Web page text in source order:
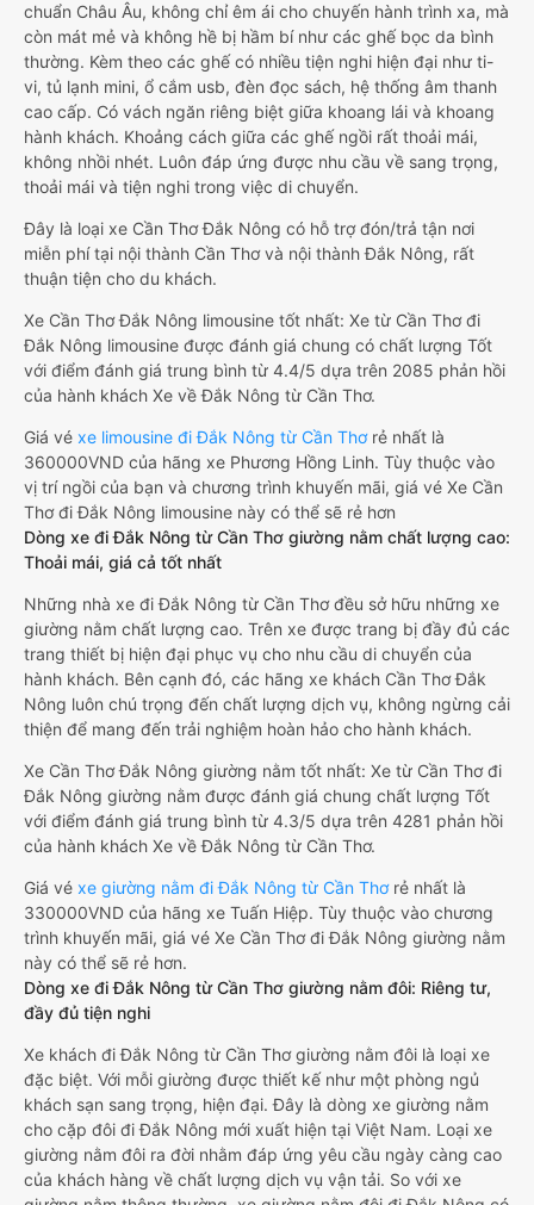
chuẩn Châu Âu, không chỉ êm ái cho chuyến hành trình xa, mà
còn mát mẻ và không hề bị hầm bí như các ghế bọc da bình
thường. Kèm theo các ghế có nhiều tiện nghi hiện đại như ti-
vi, tủ lạnh mini, ổ cắm usb, đèn đọc sách, hệ thống âm thanh
cao cấp. Có vách ngăn riêng biệt giữa khoang lái và khoang
hành khách. Khoảng cách giữa các ghế ngồi rất thoải mái,
không nhồi nhét. Luôn đáp ứng được nhu cầu về sang trọng,
thoải mái và tiện nghi trong việc di chuyển.
Đây là loại xe Cần Thơ Đắk Nông có hỗ trợ đón/trả tận nơi
miễn phí tại nội thành Cần Thơ và nội thành Đắk Nông, rất
thuận tiện cho du khách.
Xe Cần Thơ Đắk Nông limousine tốt nhất: Xe từ Cần Thơ đi
Đắk Nông limousine được đánh giá chung có chất lượng Tốt
với điểm đánh giá trung bình từ 4.4/5 dựa trên 2085 phản hồi
của hành khách Xe về Đắk Nông từ Cần Thơ.
Giá vé xe limousine đi Đắk Nông từ Cần Thơrẻ nhất là
360000VND của hãng xe Phương Hồng Linh. Tùy thuộc vào
vị trí ngồi của bạn và chương trình khuyến mãi, giá vé Xe Cần
Thơ đi Đắk Nông limousine này có thể sẽ rẻ hơn
Dòng xe đi Đắk Nông từ Cần Thơ giường nằm chất lượng cao:
Thoải mái, giá cả tốt nhất
Những nhà xe đi Đắk Nông từ Cần Thơ đều sở hữu những xe
giường nằm chất lượng cao. Trên xe được trang bị đầy đủ các
trang thiết bị hiện đại phục vụ cho nhu cầu di chuyển của
hành khách. Bên cạnh đó, các hãng xe khách Cần Thơ Đắk
Nông luôn chú trọng đến chất lượng dịch vụ, không ngừng cải
thiện để mang đến trải nghiệm hoàn hảo cho hành khách.
Xe Cần Thơ Đắk Nông giường nằm tốt nhất: Xe từ Cần Thơ đi
Đắk Nông giường nằm được đánh giá chung chất lượng Tốt
với điểm đánh giá trung bình từ 4.3/5 dựa trên 4281 phản hồi
của hành khách Xe về Đắk Nông từ Cần Thơ.
Giá vé xe giường nằm đi Đắk Nông từ Cần Thơ rẻ nhất là
330000VND của hãng xe Tuấn Hiệp. Tùy thuộc vào chương
trình khuyến mãi, giá vé Xe Cần Thơ đi Đắk Nông giường nằm
này có thể sẽ rẻ hơn.
Dòng xe đi Đắk Nông từ Cần Thơ giường nằm đôi: Riêng tư,
đầy đủ tiện nghi
Xe khách đi Đắk Nông từ Cần Thơ giường nằm đôi là loại xe
đặc biệt. Với mỗi giường được thiết kế như một phòng ngủ
khách sạn sang trọng, hiện đại. Đây là dòng xe giường nằm
cho cặp đôi đi Đắk Nông mới xuất hiện tại Việt Nam. Loại xe
giường nằm đôi ra đời nhằm đáp ứng yêu cầu ngày càng cao
của khách hàng về chất lượng dịch vụ vận tải. So với xe